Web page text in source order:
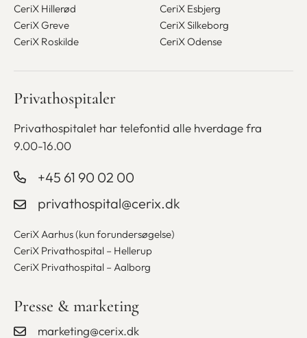
CeriX Hillerød
CeriX Greve
CeriX Roskilde
CeriX Esbjerg
CeriX Silkeborg
CeriX Odense
Privathospitaler
Privathospitalet har telefontid alle hverdage fra
9.00-16.00
+45 61 90 02 00
privathospital@cerix.dk
CeriX Aarhus (kun forundersøgelse)
CeriX Privathospital – Hellerup
CeriX Privathospital – Aalborg
Presse & marketing
marketing@cerix.dk